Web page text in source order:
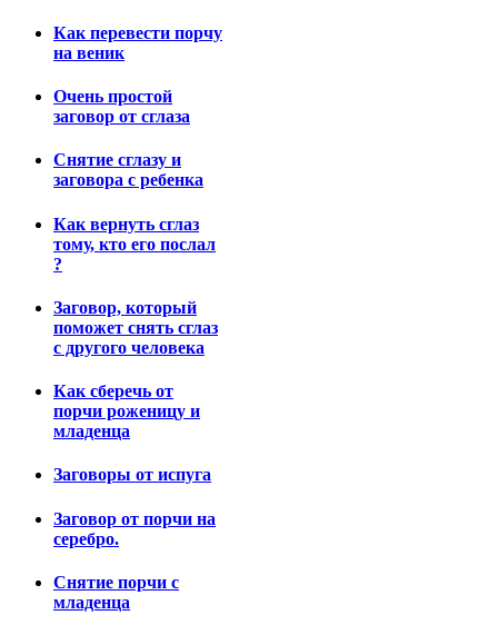
Как перевести порчу
на веник
Очень простой
заговор от сглаза
Снятие сглазу и
заговора с ребенка
Как вернуть сглаз
тому, кто его послал
?
Заговор, который
поможет снять сглаз
с другого человека
Как сберечь от
порчи роженицу и
младенца
Заговоры от испуга
Заговор от порчи на
серебро.
Снятие порчи с
младенца